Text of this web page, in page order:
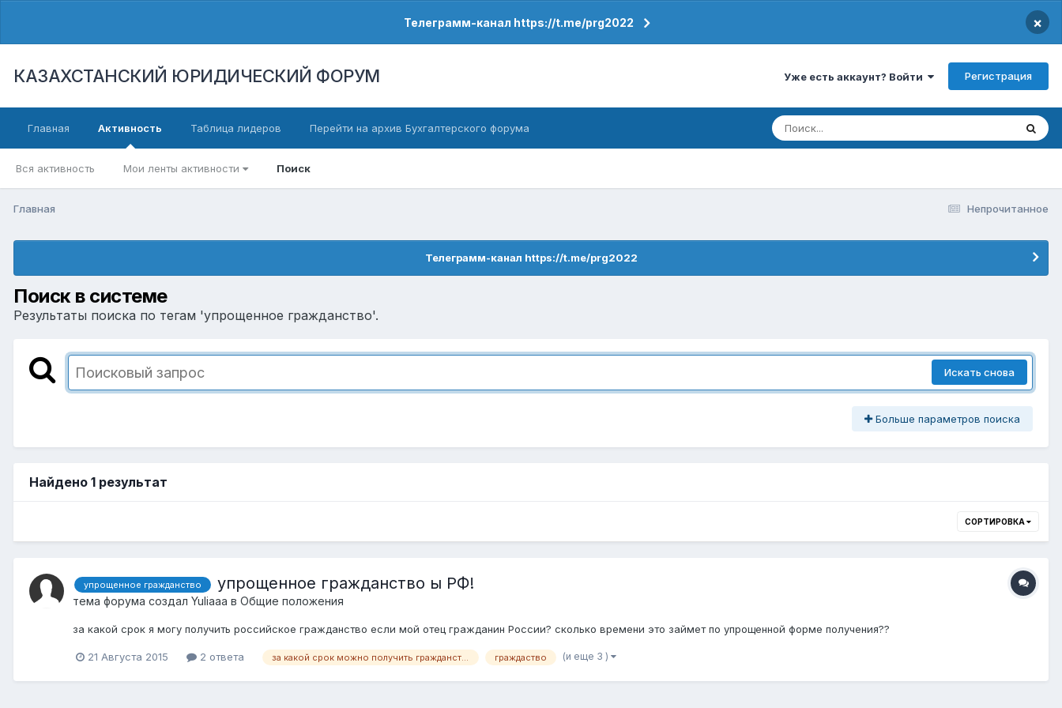
Телеграмм-канал https://t.me/prg2022 ×
КАЗАХСТАНСКИЙ ЮРИДИЧЕСКИЙ ФОРУМ Уже есть аккаунт? Войти Регистрация
Главная Активность
Вся активность Мои ленты активности Поиск
Таблица лидеров Перейти на архив Бухгалтерского форума
Непрочитанное
Главная
Телеграмм-канал https://t.me/prg2022
Поиск в системе
Результаты поиска по тегам 'упрощенное гражданство'.
Искать снова
Больше параметров поиска
Найдено 1 результат
СОРТИРОВКА
упрощенное гражданство упрощенное гражданство ы РФ!
тема форума создал Yuliaaa в Общие положения
за какой срок я могу получить российское гражданство если мой отец гражданин России? сколько времени это займет по упрощенной форме получения??
21 Августа 2015 2 ответа граждаство (и еще 3 )